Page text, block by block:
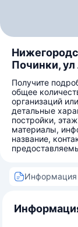
Починки,
Получите
общее
организаций
детальные
постройки,
материалы,
название,